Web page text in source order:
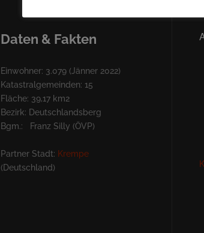
Daten & Fakten
Einwohner: 3.079 (Jänner 2022)
Katastralgemeinden: 15
Fläche: 39,17 km2
Bezirk: Deutschlandsberg
Bgm.: Franz Silly (ÖVP)
Partner Stadt: Krempe
(Deutschland)